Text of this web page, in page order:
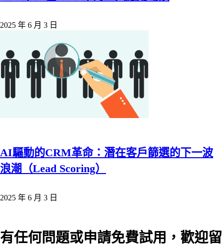
2025 年 6 月 3 日
AI驅動的CRM革命：潛在客戶篩選的下一波
浪潮（Lead Scoring）
2025 年 6 月 3 日
有任何問題或申請免費試用，歡迎留